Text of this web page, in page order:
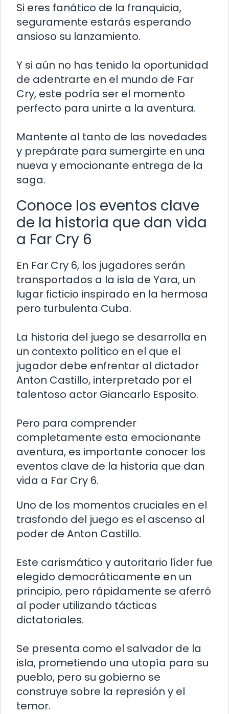
Si eres fanático de la franquicia,
seguramente estarás esperando
ansioso su lanzamiento.
Y si aún no has tenido la oportunidad
de adentrarte en el mundo de Far
Cry, este podría ser el momento
perfecto para unirte a la aventura.
Mantente al tanto de las novedades
y prepárate para sumergirte en una
nueva y emocionante entrega de la
saga.
Conoce los eventos clave
de la historia que dan vida
a Far Cry 6
En Far Cry 6, los jugadores serán
transportados a la isla de Yara, un
lugar ficticio inspirado en la hermosa
pero turbulenta Cuba.
La historia del juego se desarrolla en
un contexto político en el que el
jugador debe enfrentar al dictador
Anton Castillo, interpretado por el
talentoso actor Giancarlo Esposito.
Pero para comprender
completamente esta emocionante
aventura, es importante conocer los
eventos clave de la historia que dan
vida a Far Cry 6.
Uno de los momentos cruciales en el
trasfondo del juego es el ascenso al
poder de Anton Castillo.
Este carismático y autoritario líder fue
elegido democráticamente en un
principio, pero rápidamente se aferró
al poder utilizando tácticas
dictatoriales.
Se presenta como el salvador de la
isla, prometiendo una utopía para su
pueblo, pero su gobierno se
construye sobre la represión y el
temor.